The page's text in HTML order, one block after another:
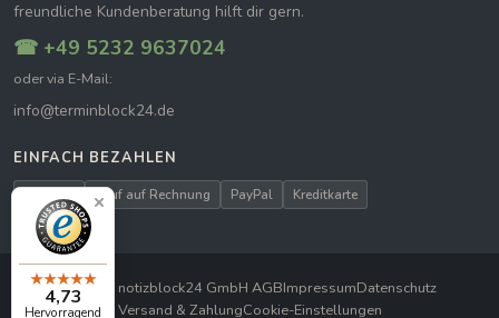
freundliche Kundenberatung hilft dir gern.
☎ +49 5232 9637024
oder via E-Mail:
info@terminblock24.de
EINFACH BEZAHLEN
Kauf auf Rechnung PayPal Kreditkarte
© 2026 notizblock24 GmbH AGBImpressumDatenschutz
Versand & ZahlungCookie-Einstellungen
4,73
Hervorragend